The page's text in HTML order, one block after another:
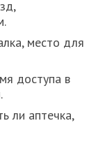
место для
доступа в
ли аптечка,